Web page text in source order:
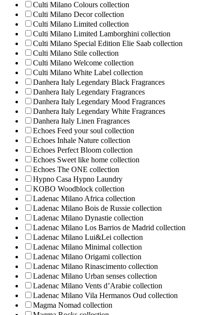
Culti Milano Colours collection
Culti Milano Decor collection
Culti Milano Limited collection
Culti Milano Limited Lamborghini collection
Culti Milano Special Edition Elie Saab collection
Culti Milano Stile collection
Culti Milano Welcome collection
Culti Milano White Label collection
Danhera Italy Legendary Black Fragrances
Danhera Italy Legendary Fragrances
Danhera Italy Legendary Mood Fragrances
Danhera Italy Legendary White Fragrances
Danhera Italy Linen Fragrances
Echoes Feed your soul collection
Echoes Inhale Nature collection
Echoes Perfect Bloom collection
Echoes Sweet like home collection
Echoes The ONE collection
Hypno Casa Hypno Laundry
KOBO Woodblock collection
Ladenac Milano Africa collection
Ladenac Milano Bois de Russie collection
Ladenac Milano Dynastie collection
Ladenac Milano Los Barrios de Madrid collection
Ladenac Milano Lui&Lei collection
Ladenac Milano Minimal collection
Ladenac Milano Origami collection
Ladenac Milano Rinascimento collection
Ladenac Milano Urban senses collection
Ladenac Milano Vents d’Arabie collection
Ladenac Milano Vila Hermanos Oud collection
Magma Nomad collection